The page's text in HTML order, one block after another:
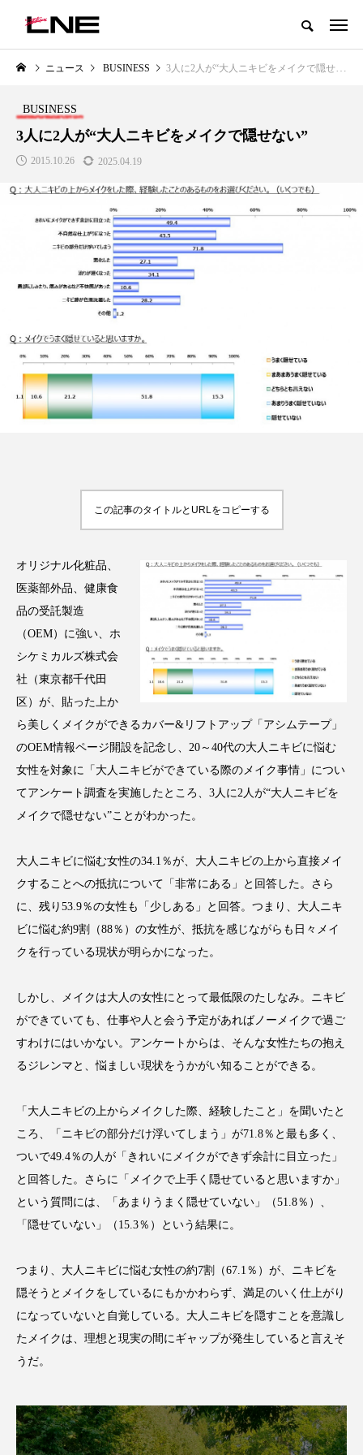
グローバルビューティ＆ヘルスケアビジネス誌
LIFESTYLE
SNSの「加工顔」と美容医療｜AI
がもたらす可能性とこれから
BUSINESS
TAG LIST
AI B2B BeautyTech ChatGPT
Instagram SaaS
TikTok アスタキサンチン
アスレジャーコスメ
アンチエイジング アンチソリチュード
インナービューティーアワード2025受賞商品
ウェアラブルデバイス ウェルネス
エクソソーム オーガニック オゾン
カカイオイル ガジェット キーワード
コグニティブヘルス コスト削減
コルチゾール サステナビリティ
サプリ サロンクレンジング サロン戦略
スカルプ クレンジング 頻度
スキンケア スキンケア 習慣
スキンケアルーティン ストレス スパ
ニュース BUSINESS 3人に2人が“大人ニキビをメイクで隠せない”
BUSINESS
3人に2人が“大人ニキビをメイクで隠せない”
2015.10.26 2025.04.19
この記事のタイトルとURLをコピーする
オリジナル化粧品、
医薬部外品、健康食
品の受託製造
（OEM）に強い、ホ
シケミカルズ株式会
社（東京都千代田
区）が、貼った上か
ら美しくメイクができるカバー&リフトアップ「アシムテープ」
のOEM情報ページ開設を記念し、20～40代の大人ニキビに悩む
女性を対象に「大人ニキビができている際のメイク事情」につい
てアンケート調査を実施したところ、3人に2人が“大人ニキビを
メイクで隠せない”ことがわかった。
大人ニキビに悩む女性の34.1％が、大人ニキビの上から直接メイ
クすることへの抵抗について「非常にある」と回答した。さら
に、残り53.9％の女性も「少しある」と回答。つまり、大人ニキ
ビに悩む約9割（88％）の女性が、抵抗を感じながらも日々メイ
クを行っている現状が明らかになった。
しかし、メイクは大人の女性にとって最低限のたしなみ。ニキビ
ができていても、仕事や人と会う予定があればノーメイクで過ご
すわけにはいかない。アンケートからは、そんな女性たちの抱え
るジレンマと、悩ましい現状をうかがい知ることができる。
「大人ニキビの上からメイクした際、経験したこと」を聞いたと
ころ、「ニキビの部分だけ浮いてしまう」が71.8％と最も多く、
ついで49.4％の人が「きれいにメイクができず余計に目立った」
と回答した。さらに「メイクで上手く隠せていると思いますか」
という質問には、「あまりうまく隠せていない」（51.8％）、
「隠せていない」（15.3％）という結果に。
つまり、大人ニキビに悩む女性の約7割（67.1％）が、ニキビを
隠そうとメイクをしているにもかかわらず、満足のいく仕上がり
になっていないと自覚している。大人ニキビを隠すことを意識し
たメイクは、理想と現実の間にギャップが発生していると言えそ
うだ。